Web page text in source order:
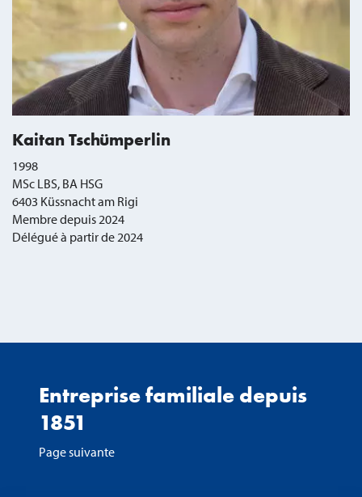
Kaitan Tschümperlin
1998
MSc LBS, BA HSG
6403 Küssnacht am Rigi
Membre depuis 2024
Délégué à partir de 2024
Entreprise familiale depuis
1851
Page suivante